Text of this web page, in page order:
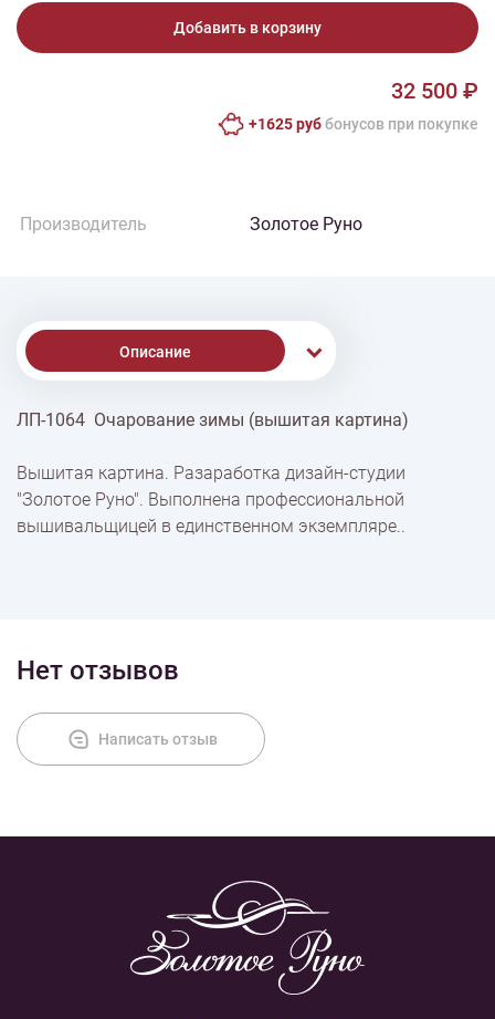
Добавить в корзину
32 500 ₽
+1625 руббонусов при покупке
Производитель Золотое Руно
Описание
% Скидки
Доставка
ЛП-1064 Очарование зимы (вышитая картина)
Вышитая картина. Разаработка дизайн-студии
"Золотое Руно". Выполнена профессиональной
вышивальщицей в единственном экземпляре..
Нет отзывов
Написать отзыв